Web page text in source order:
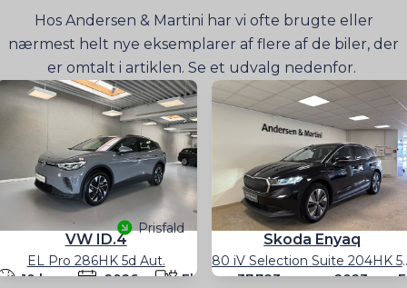
Hos Andersen & Martini har vi ofte brugte eller
nærmest helt nye eksemplarer af flere af de biler, der
er omtalt i artiklen. Se et udvalg nedenfor.
Prisfald
VW ID.4
EL Pro 286HK 5d Aut.
10 km
2026 El
Skoda Enyaq
80 iV
37.783
2023